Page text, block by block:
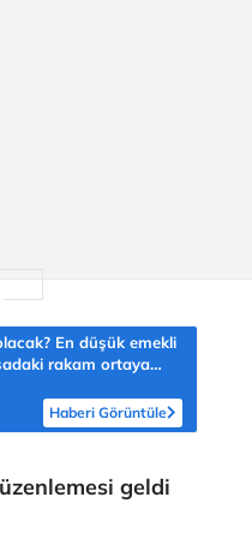
En düşük emekli
rakam ortaya
Haberi Görüntüle
geldi